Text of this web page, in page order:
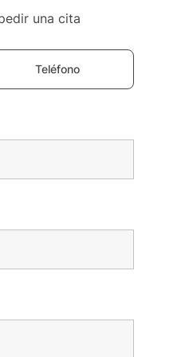
una cita
Teléfono